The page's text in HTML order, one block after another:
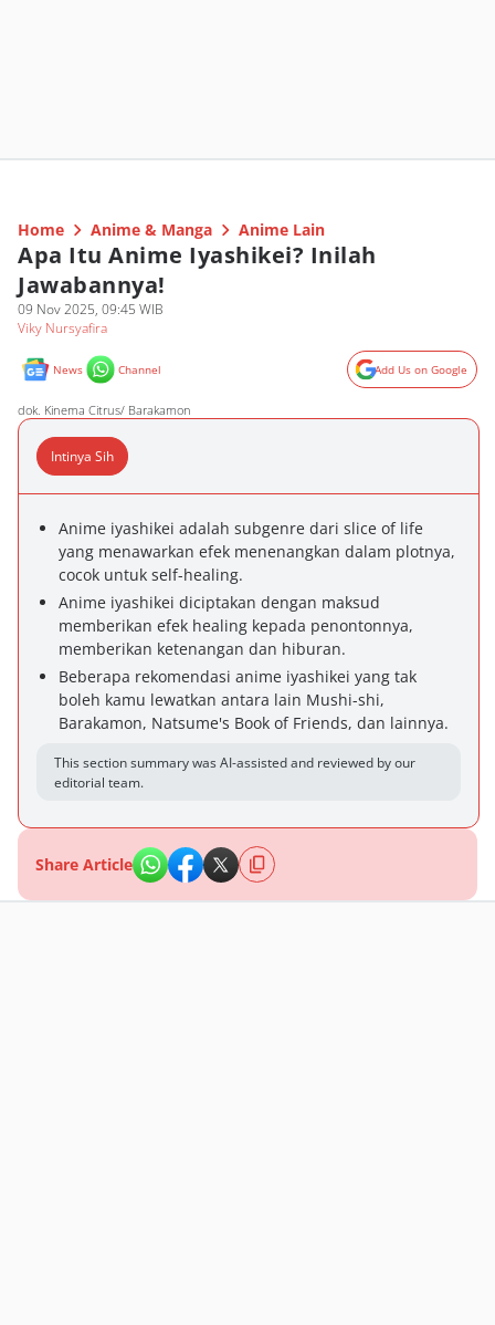
Home Anime & Manga Anime Lain
Apa Itu Anime Iyashikei? Inilah
Jawabannya!
09 Nov 2025, 09:45 WIB
Viky Nursyafira
News Channel Add Us on Google
dok. Kinema Citrus/ Barakamon
Intinya Sih
Anime iyashikei adalah subgenre dari slice of life
yang menawarkan efek menenangkan dalam plotnya,
cocok untuk self-healing.
Anime iyashikei diciptakan dengan maksud
memberikan efek healing kepada penontonnya,
memberikan ketenangan dan hiburan.
Beberapa rekomendasi anime iyashikei yang tak
boleh kamu lewatkan antara lain Mushi-shi,
Barakamon, Natsume's Book of Friends, dan lainnya.
This section summary was AI-assisted and reviewed by our
editorial team.
Share Article